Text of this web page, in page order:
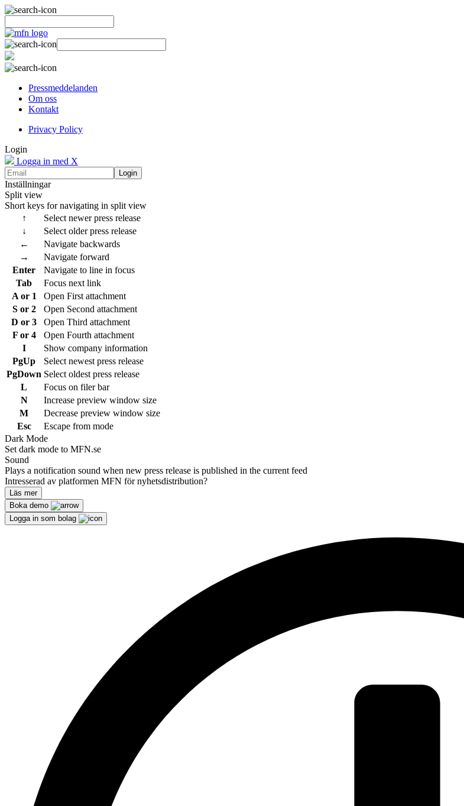
Pressmeddelanden
Om oss
Kontakt
Privacy Policy
Login
Logga in med X
Login
Inställningar
Split view
Short keys for navigating in split view
↑
Select newer press release
↓
Select older press release
←
Navigate backwards
→
Navigate forward
Enter
Navigate to line in focus
Tab
Focus next link
A or 1
Open First attachment
S or 2
Open Second attachment
D or 3
Open Third attachment
F or 4
Open Fourth attachment
I
Show company information
PgUp
Select newest press release
PgDown Select oldest press release
L
Focus on filer bar
N
Increase preview window size
M
Decrease preview window size
Esc
Escape from mode
Dark Mode
Set dark mode to MFN.se
Sound
Plays a notification sound when new press release is published in the current feed
Intresserad av platformen MFN för nyhetsdistribution?
Läs mer
Boka demo
Logga in som bolag